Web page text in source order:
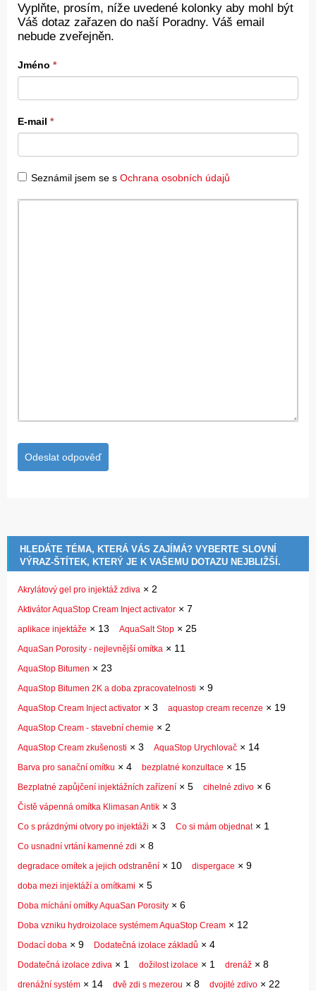
Vyplňte, prosím, níže uvedené kolonky aby mohl být
Váš dotaz zařazen do naší Poradny. Váš email
nebude zveřejněn.
Jméno *
E-mail *
Seznámil jsem se s Ochrana osobních údajů
HLEDÁTE TÉMA, KTERÁ VÁS ZAJÍMÁ? VYBERTE SLOVNÍ
VÝRAZ-ŠTÍTEK, KTERÝ JE K VAŠEMU DOTAZU NEJBLIŽŠÍ.
Akrylátový gel pro injektáž zdiva × 2
Aktivátor AquaStop Cream Inject activator × 7
aplikace injektáže × 13 AquaSalt Stop × 25
AquaSan Porosity - nejlevnější omítka × 11
AquaStop Bitumen × 23
AquaStop Bitumen 2K a doba zpracovatelnosti × 9
AquaStop Cream Inject activator × 3 aquastop cream recenze × 19
AquaStop Cream - stavební chemie × 2
AquaStop Cream zkušenosti × 3 AquaStop Urychlovač × 14
Barva pro sanační omítku × 4 bezplatné konzultace × 15
Bezplatné zapůjčení injektážních zařízení × 5 cihelné zdivo × 6
Čistě vápenná omítka Klimasan Antik × 3
Co s prázdnými otvory po injektáži × 3 Co si mám objednat× 1
Co usnadní vrtání kamenné zdi × 8
degradace omítek a jejich odstranění × 10 dispergace × 9
doba mezi injektáží a omítkami × 5
Doba míchání omítky AquaSan Porosity × 6
Doba vzniku hydroizolace systémem AquaStop Cream × 12
Dodací doba × 9 Dodatečná izolace základů × 4
Dodatečná izolace zdiva × 1 dožilost izolace × 1 drenáž × 8
drenážní systém × 14 dvě zdi s mezerou × 8 dvojité zdivo × 22